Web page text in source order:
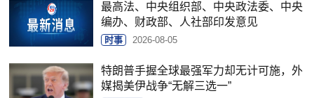
最高法、中央组织部、中央政法委、中央
编办、财政部、人社部印发意见
时事 2026-08-05
特朗普手握全球最强军力却无计可施，外
媒揭美伊战争“无解三选一”